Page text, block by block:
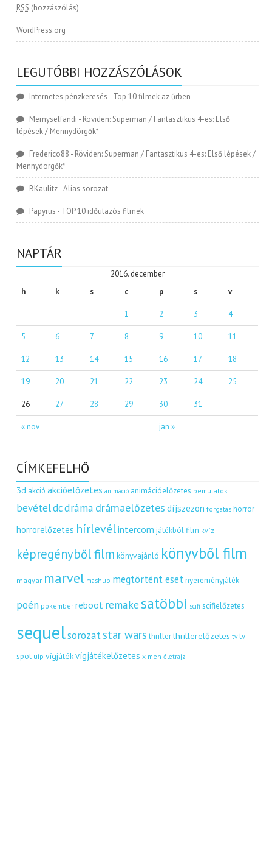
RSS (hozzászólás)
WordPress.org
LEGUTÓBBI HOZZÁSZÓLÁSOK
Internetes pénzkeresés - Top 10 filmek az űrben
Memyselfandi - Röviden: Superman / Fantasztikus 4-es: Első
lépések / Mennydörgők*
Frederico88 - Röviden: Superman / Fantasztikus 4-es: Első lépések /
Mennydörgők*
BKaulitz-Alias sorozat
Papyrus - TOP 10 időutazós filmek
NAPTÁR
2016. december
h
k s c p s v
« nov jan »
1 2 3 4
5 6 7 8 9 10 11
12 13 14 15 16 17 18
19 20 21 22 23 24 25
26 27 28 29 30 31
CÍMKEFELHŐ
3d akció akcióelőzetes animáció animációelőzetes bemutatók
bevételdcdráma drámaelőzetes díjszezon forgatás horror
horrorelőzetes hírlevélintercom játékból film kvíz
képregényből film könyvajánló könyvből film
magyar marvel mashup megtörtént eset nyereményjáték
poén pókember reboot remakesatöbbi scifi scifielőzetes
sequelsorozatstar wars thriller thrillerelőzetes tv tv
spot uip vígjátékvígjátékelőzetes x men életrajz